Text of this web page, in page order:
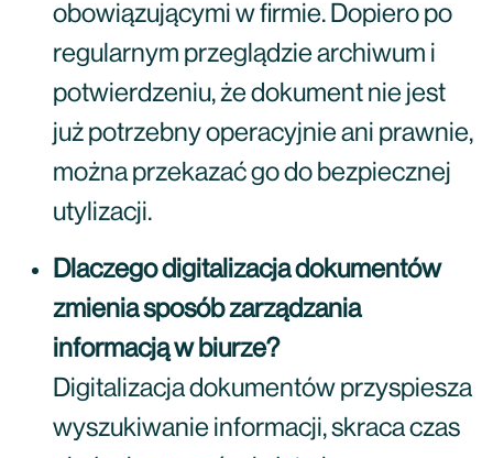
obowiązującymi w firmie. Dopiero po
regularnym przeglądzie archiwum i
potwierdzeniu, że dokument nie jest
już potrzebny operacyjnie ani prawnie,
można przekazać go do bezpiecznej
utylizacji.
Dlaczego digitalizacja dokumentów
zmienia sposób zarządzania
informacją w biurze?
Digitalizacja dokumentów przyspiesza
wyszukiwanie informacji, skraca czas